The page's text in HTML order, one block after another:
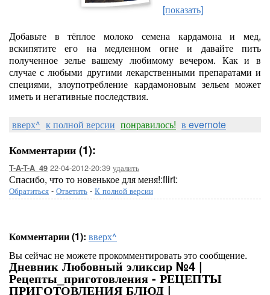
[показать]
Добавьте в тёплое молоко семена кардамона и мед,
вскипятите его на медленном огне и давайте пить
полученное зелье вашему любимому вечером. Как и в
случае с любыми другими лекарственными препаратами и
специями, злоупотребление кардамоновым зельем может
иметь и негативные последствия.
вверх^ к полной версии понравилось! в evernote
Комментарии (1):
T-A-T-A_49 22-04-2012-20:39 удалить
Спасибо, что то новенькое для меня!:flirt:
Обратиться - Ответить - К полной версии
Комментарии (1): вверх^
Вы сейчас не можете прокомментировать это сообщение.
Дневник Любовный эликсир №4 |
Рецепты_приготовления - РЕЦЕПТЫ
ПРИГОТОВЛЕНИЯ БЛЮД |